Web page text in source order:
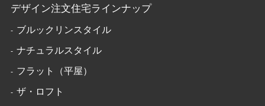
デザイン注文住宅ラインナップ
ブルックリンスタイル
ナチュラルスタイル
フラット（平屋）
ザ・ロフト